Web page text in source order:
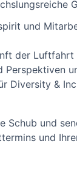
und
der Luftfahrt
Perspektiven
Diversity &
Schub und
und